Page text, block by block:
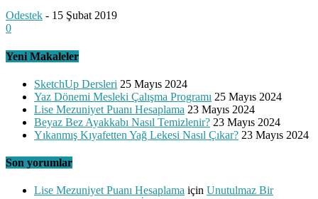
Odestek - 15 Şubat 2019
0
Yeni Makaleler
SketchUp Dersleri 25 Mayıs 2024
Yaz Dönemi Mesleki Çalışma Programı 25 Mayıs 2024
Lise Mezuniyet Puanı Hesaplama 23 Mayıs 2024
Beyaz Bez Ayakkabı Nasıl Temizlenir? 23 Mayıs 2024
Yıkanmış Kıyafetten Yağ Lekesi Nasıl Çıkar? 23 Mayıs 2024
Son yorumlar
Lise Mezuniyet Puanı Hesaplama için Unutulmaz Bir